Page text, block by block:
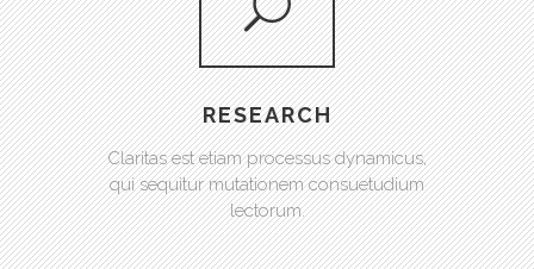
RESEARCH
Claritas est etiam processus dynamicus,
qui sequitur mutationem consuetudium
lectorum.